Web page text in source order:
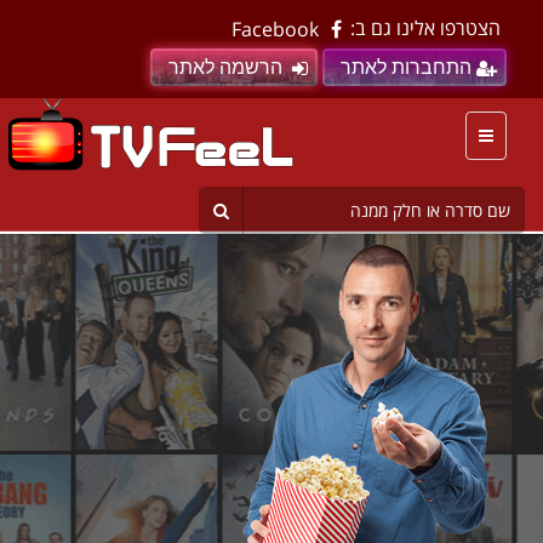
הצטרפו אלינו גם ב: Facebook
התחברות לאתר הרשמה לאתר